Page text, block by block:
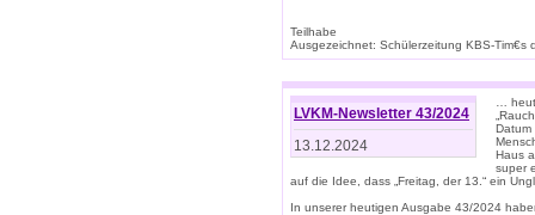
Teilhabe
Ausgezeichnet: Schülerzeitung KBS-Tim€s
LVKM-Newsletter 43/2024
13.12.2024
…
Datum
Haus
super
auf die Idee, dass „Freitag, der 13.“ ein
In unserer heutigen Ausgabe 43/2024